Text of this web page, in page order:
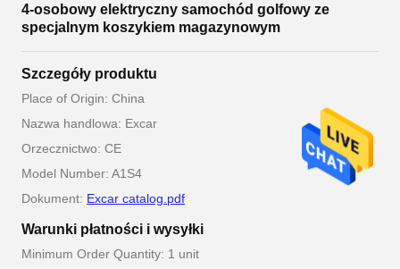
4-osobowy elektryczny samochód golfowy ze
specjalnym koszykiem magazynowym
Szczegóły produktu
Place of Origin: China
Nazwa handlowa: Excar
Orzecznictwo: CE
Model Number: A1S4
Dokument: Excar catalog.pdf
Warunki płatności i wysyłki
Minimum Order Quantity: 1 unit